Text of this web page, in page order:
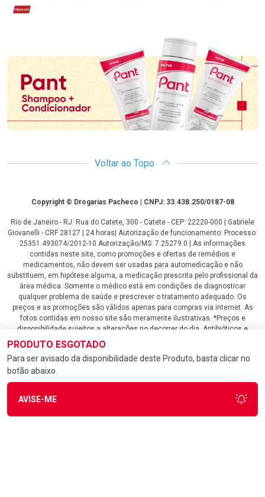
PRODUTO ESGOTADO
Para ser avisado da disponibilidade deste Produto, basta clicar no
botão abaixo.
AVISE-ME
Hipercard
Promoção em Destaque
Voltar ao Topo
CopyrightCopyright © Drogarias Pacheco | CNPJ: 33.438.250/0187-08
Rio de Janeiro - RJ: Rua do Catete, 300 - Catete - CEP: 22220-000 | Gabriele
Giovanelli - CRF 28127 | 24 horas| Autorização de funcionamento: Processo:
25351.493074/2012-10 Autorização/MS: 7.25279.0 | As informações
contidas neste site, como promoções e ofertas de remédios e
medicamentos, não devem ser usadas para automedicação e não
substituem, em hipótese alguma, a medicação prescrita pelo profissional da
área médica. Somente o médico está em condições de diagnosticar
qualquer problema de saúde e prescrever o tratamento adequado. Os
preços e as promoções são válidos apenas para compras via internet. As
fotos contidas em nosso site são meramente ilustrativas. *Preços e
disponibilidade sujeitos a alterações no decorrer do dia. Antibióticos e
antimicrobianos vendas apenas em lojas físicas ou televendas. Portaria nº
344 - 01/02/1999 - Ministério da Saúde. Horário de funcionamento Central
de Vendas e Atendimento ao Cliente 4020 4404 ou 0800 282 10 10 de
LGPD Aceite os Cookies